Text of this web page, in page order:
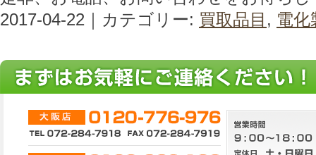
2017-04-22｜カテゴリー: 買取品目 , 電化